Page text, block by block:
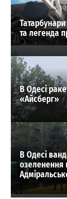
та легенда
В Одесі
«Айсберг»
В Одесі
озеленення